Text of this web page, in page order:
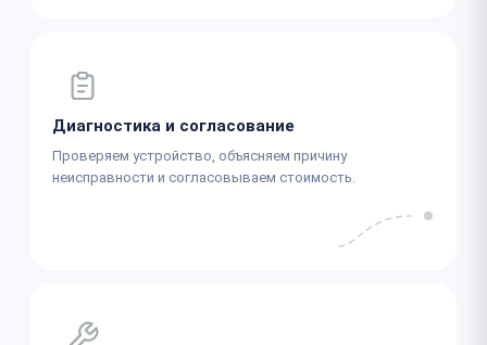
Диагностика и согласование
Проверяем устройство, объясняем причину
неисправности и согласовываем стоимость.